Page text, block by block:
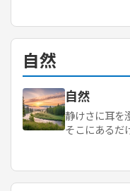
自然
自然
静けさに耳を
そこにあるだ